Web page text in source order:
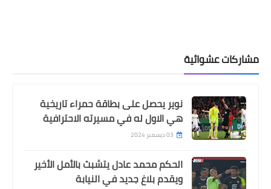
مشاركات عشوائية
نوير يحصل على بطاقة حمراء تاريخية
هي الاول له في مسيرته الاحترافية
03 ديسمبر 2024
الحكم محمد عادل يتشبث بالأمل الأخير
ويقدم بلاغ جديد في النيابة